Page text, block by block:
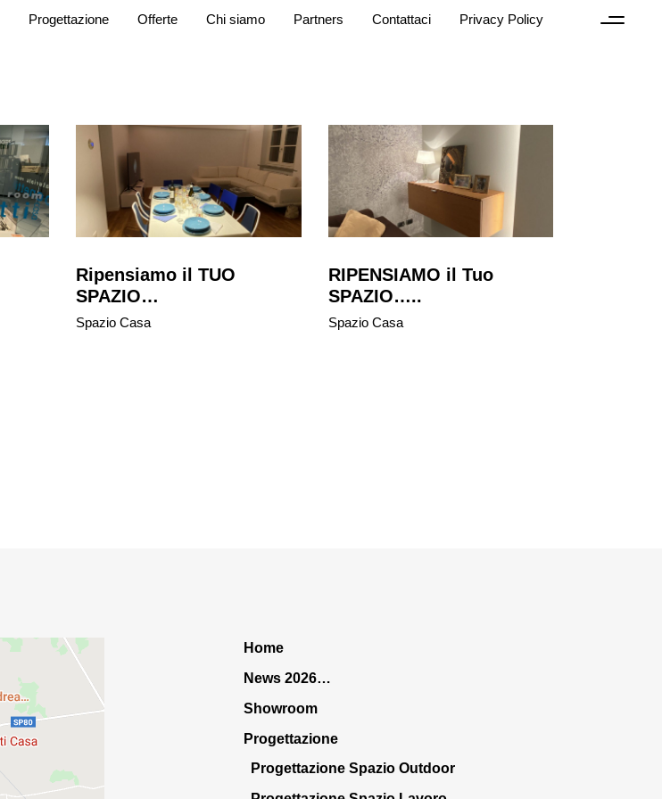
Progettazione Offerte Chi siamo Partners Contattaci Privacy Policy
Ripensiamo il TUO
SPAZIO…
Spazio Casa
RIPENSIAMO il Tuo
SPAZIO…..
Spazio Casa
Home
News 2026…
Showroom
Progettazione
Progettazione Spazio Outdoor